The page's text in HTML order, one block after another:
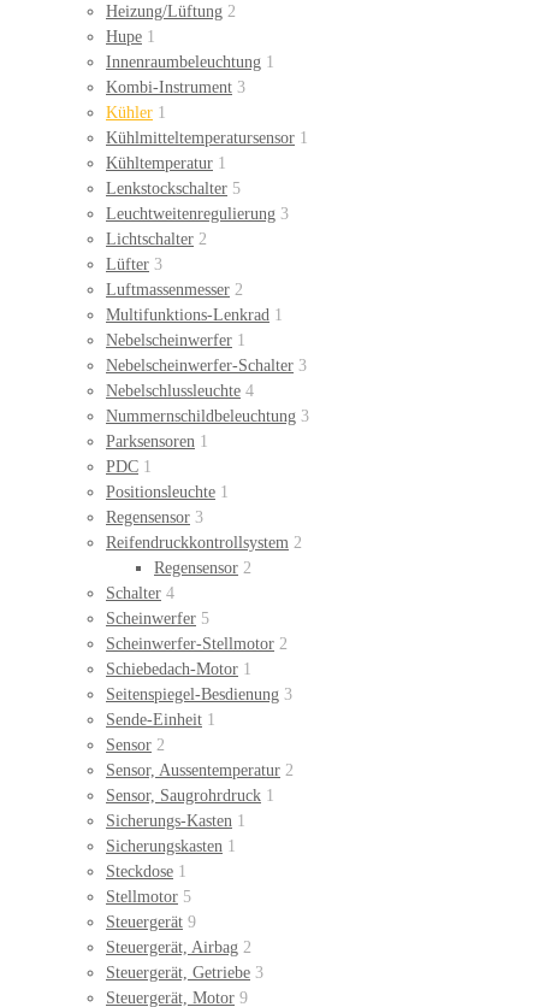
Heizung/Lüftung 2
Hupe 1
Innenraumbeleuchtung 1
Kombi-Instrument 3
Kühler 1
Kühlmitteltemperatursensor 1
Kühltemperatur 1
Lenkstockschalter 5
Leuchtweitenregulierung 3
Lichtschalter 2
Lüfter 3
Luftmassenmesser 2
Multifunktions-Lenkrad 1
Nebelscheinwerfer 1
Nebelscheinwerfer-Schalter 3
Nebelschlussleuchte 4
Nummernschildbeleuchtung 3
Parksensoren 1
PDC 1
Positionsleuchte 1
Regensensor 3
Reifendruckkontrollsystem 2
Regensensor 2
Schalter 4
Scheinwerfer 5
Scheinwerfer-Stellmotor 2
Schiebedach-Motor 1
Seitenspiegel-Besdienung 3
Sende-Einheit 1
Sensor 2
Sensor, Aussentemperatur 2
Sensor, Saugrohrdruck 1
Sicherungs-Kasten 1
Sicherungskasten 1
Steckdose 1
Stellmotor 5
Steuergerät 9
Steuergerät, Airbag 2
Steuergerät, Getriebe 3
Steuergerät, Motor 9